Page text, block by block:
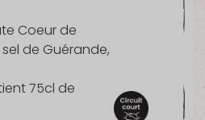
Coeur de
de Guérande,
75cl de